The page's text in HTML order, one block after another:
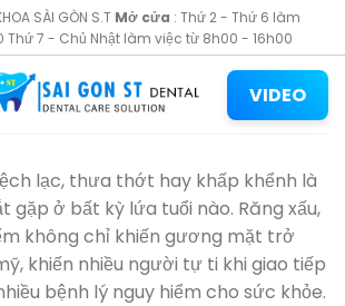
SÀI GÒN S.T Mở cửa : Thứ 2 - Thứ 6 làm
7 - Chủ Nhật làm việc từ 8h00 - 16h00
VIDEO
lạc, thưa thớt hay khấp khểnh là
gặp ở bất kỳ lứa tuổi nào. Răng xấu,
không chỉ khiến gương mặt trở
khiến nhiều người tự ti khi giao tiếp
bệnh lý nguy hiểm cho sức khỏe.